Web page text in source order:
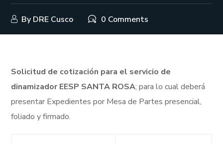
By DRE Cusco 0 Comments
Solicitud de cotización para el servicio de
dinamizador EESP SANTA ROSA; para lo cual deberá
presentar Expedientes por Mesa de Partes presencial,
foliado y firmado.